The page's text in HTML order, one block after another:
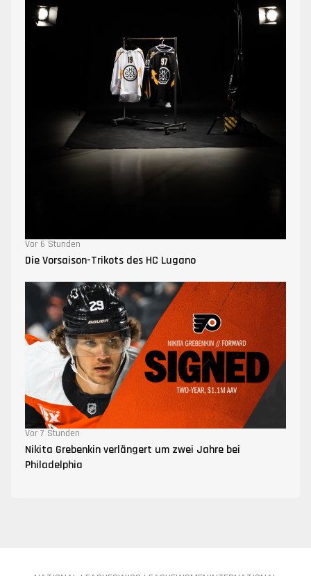
Vor 6 Stunden
Die Vorsaison-Trikots des HC Lugano
Vor 7 Stunden
Nikita Grebenkin verlängert um zwei Jahre bei
Philadelphia